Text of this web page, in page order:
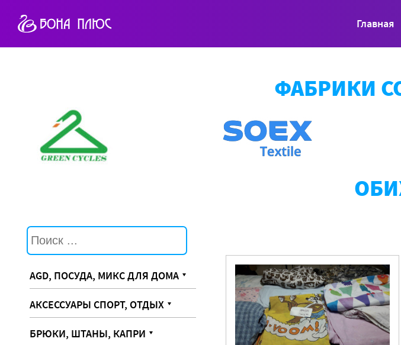
Главная
ФАБРИКИ
AGD, ПОСУДА, МИКС ДЛЯ ДОМА
АКСЕССУАРЫ СПОРТ, ОТДЫХ
БРЮКИ, ШТАНЫ, КАПРИ